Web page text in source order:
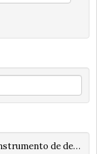
Instrumento de descripción